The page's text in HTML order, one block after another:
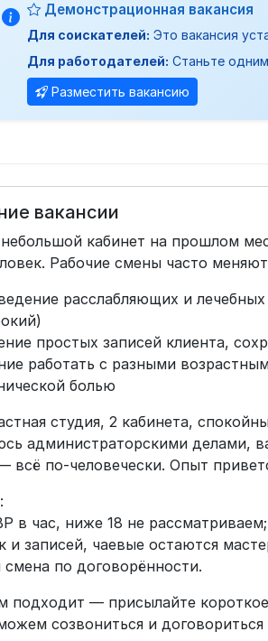
Демонстрационная вакансия
Для соискателей: Это вакансия
Для работодателей: Станьте
Разместить вакансию
вакансии
кабинет на прошлом
Рабочие смены часто
расслабляющих и
простых записей клиента,
работать с разными
болью
студия, 2 кабинета,
администраторскими делами,
всё по-человечески. Опыт
в час, ниже 18 не
и записей, чаевые остаются
смена по договорённости.
подходит — присылайте
созвониться и